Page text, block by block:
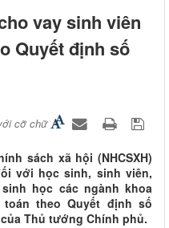
vay sinh viên
Quyết định số
cỡ chữ
sách xã hội (NHCSXH)
với học sinh, sinh viên,
học các ngành khoa
theo Quyết định số
của Thủ tướng Chính phủ.